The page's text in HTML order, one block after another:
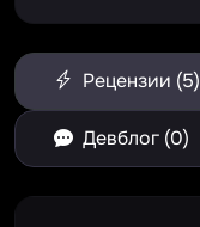
Рецензии (5)
Девблог (0)